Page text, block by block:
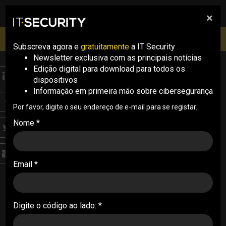
pesquisa
Inscrições abertas
THREATS
Infraestruturas críticas
continuam na mira para
ciberataques, alerta
relatório do CNCS
O mais recente relatório do Observatório de
Cibersegurança do CNCS destaca a entrada em
da Cibersegurança, o aumento de ataques a
×
Subscreva agora e gratuitamente a IT Security
Newsletter exclusiva com as principais notícias
Edição digital para download para todos os
dispositivos
Informação em primeira mão sobre cibersegurança
Por favor, digite o seu endereço de e-mail para se registar.
Nome *
Email *
Digite o código ao lado: *